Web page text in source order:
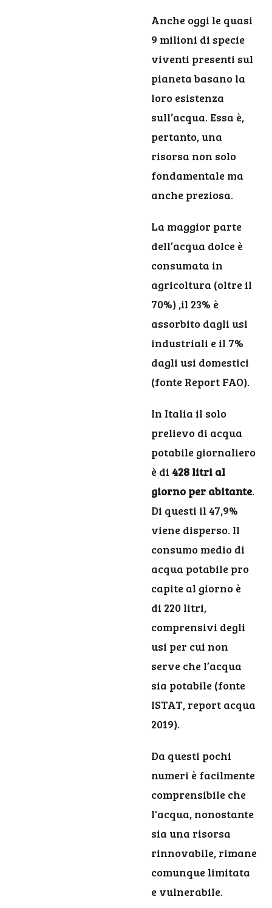
Anche oggi le quasi
9 milioni di specie
viventi presenti sul
pianeta basano la
loro esistenza
sull’acqua. Essa è,
pertanto, una
risorsa non solo
fondamentale ma
anche preziosa.
La maggior parte
dell’acqua dolce è
consumata in
agricoltura (oltre il
70%) ,il 23% è
assorbito dagli usi
industriali e il 7%
dagli usi domestici
(fonte Report FAO).
In Italia il solo
prelievo di acqua
potabile giornaliero
è di 428 litri al
giorno per abitante.
Di questi il 47,9%
viene disperso. Il
consumo medio di
acqua potabile pro
capite al giorno è
di 220 litri,
comprensivi degli
usi per cui non
serve che l’acqua
sia potabile (fonte
ISTAT, report acqua
2019).
Da questi pochi
numeri è facilmente
comprensibile che
l'acqua, nonostante
sia una risorsa
rinnovabile, rimane
comunque limitata
e vulnerabile.